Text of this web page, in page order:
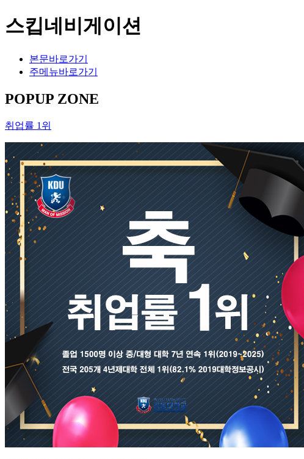
스킵네비게이션
본문바로가기
주메뉴바로가기
POPUP ZONE
취업률 1위